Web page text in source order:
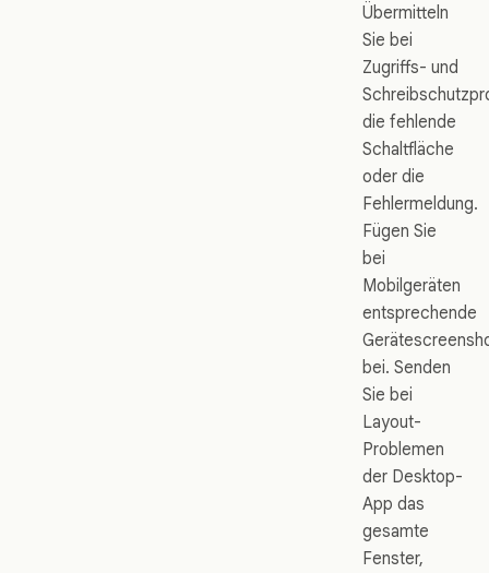
Übermitteln
Sie bei
Zugriffs- und
die fehlende
Schaltfläche
oder die
Fehlermeldung.
Fügen Sie
bei
Mobilgeräten
entsprechende
bei. Senden
Sie bei
Layout-
Problemen
der Desktop-
App das
gesamte
Fenster,